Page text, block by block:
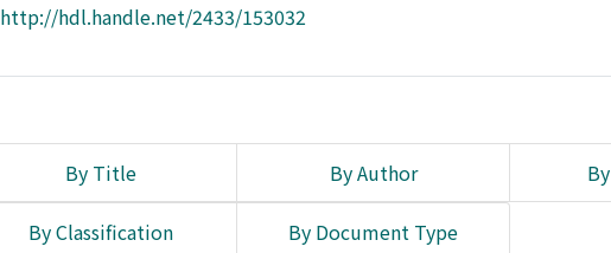
http://hdl.handle.net/2433/153032
By Title By Author
By Classification By Document Type